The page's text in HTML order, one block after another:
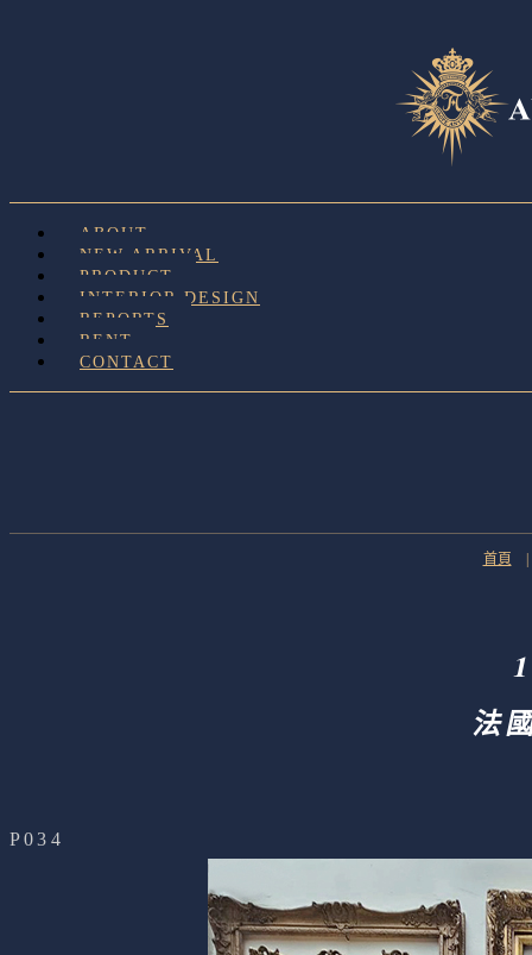
ABOUT
NEW ARRIVAL
PRODUCT
INTERIOR DESIGN
REPORTS
RENT
CONTACT
首頁
法
P034